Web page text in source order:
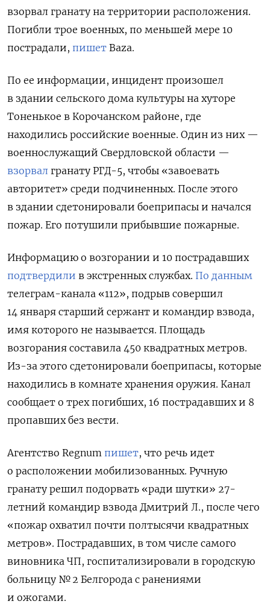
взорвал гранату на территории расположения.
Погибли трое военных, по меньшей мере 10
пострадали, пишет Baza.
По ее информации, инцидент произошел
в здании сельского дома культуры на хуторе
Тоненькое в Корочанском районе, где
находились российские военные. Один из них —
военнослужащий Свердловской области —
взорвал гранату РГД-5, чтобы «завоевать
авторитет» среди подчиненных. После этого
в здании сдетонировали боеприпасы и начался
пожар. Его потушили прибывшие пожарные.
Информацию о возгорании и 10 пострадавших
подтвердили в экстренных службах. По данным
телеграм-канала «112», подрыв совершил
14 января старший сержант и командир взвода,
имя которого не называется. Площадь
возгорания составила 450 квадратных метров.
Из-за этого сдетонировали боеприпасы, которые
находились в комнате хранения оружия. Канал
сообщает о трех погибших, 16 пострадавших и 8
пропавших без вести.
Агентство Regnum пишет, что речь идет
о расположении мобилизованных. Ручную
гранату решил подорвать «ради шутки» 27-
летний командир взвода Дмитрий Л., после чего
«пожар охватил почти полтысячи квадратных
метров». Пострадавших, в том числе самого
виновника ЧП, госпитализировали в городскую
больницу № 2 Белгорода с ранениями
и ожогами.